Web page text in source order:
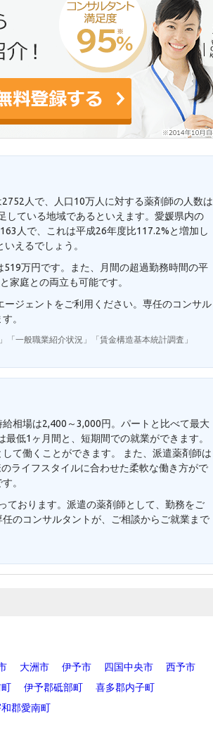
人で、人口10万人に対する薬剤師の人数は
している地域であるといえます。愛媛県内の
人で、これは平成26年度比117.2%と増加し
えるでしょう。
万円です。また、月間の超過勤務時間の平
家庭との両立も可能です。
ジェントをご利用ください。専任のコンサル
。
一般職業紹介状況」「賃金構造基本統計調査」
相場は2,400～3,000円。パートと比べて最大
低1ヶ月間と、短期間での就業ができます。
て働くことができます。 また、派遣薬剤師は
ライフスタイルに合わせた柔軟な働き方がで
。
ております。派遣の薬剤師として、勤務をご
のコンサルタントが、ご相談からご就業まで
大洲市 伊予市 四国中央市
西予市
伊予郡砥部町
喜多郡内子町
郡愛南町